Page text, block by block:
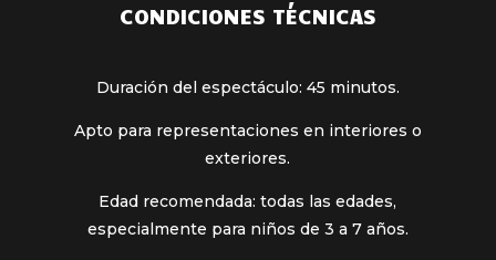
CONDICIONES TÉCNICAS
Duración del espectáculo: 45 minutos.
Apto para representaciones en interiores o
exteriores.
Edad recomendada: todas las edades,
especialmente para niños de 3 a 7 años.